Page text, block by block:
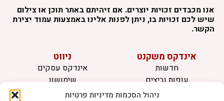
ניהול הסכמות מדיניות פרטיות
אנו מכבדים זכויות יוצרים. אם זיהיתם באתר תוכן או צילום
שיש לכם זכויות בו, ניתן לפנות אלינו באמצעות עמוד יצירת
הקשר.
אינדקס משקנט
חדשות
עופות וביצים
בקר וחלב
ניווט
אינדקס עסקים
שימושון
לוח מודעות